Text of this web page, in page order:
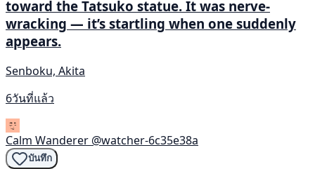
toward the Tatsuko statue. It was nerve-
wracking — it’s startling when one suddenly
appears.
Senboku, Akita
6วันที่แล้ว
Calm Wanderer @watcher-6c35e38a
บันทึก